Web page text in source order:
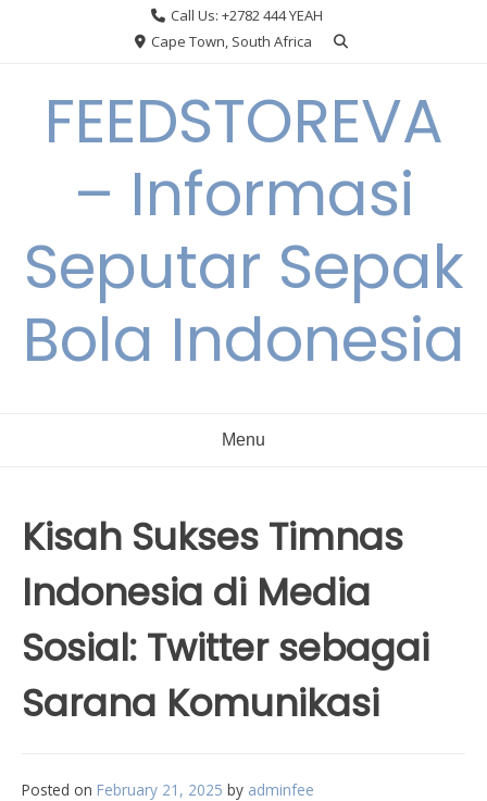
Call Us: +2782 444 YEAH
Cape Town, South Africa
FEEDSTOREVA
– Informasi
Seputar Sepak
Bola Indonesia
Menu
Kisah Sukses Timnas
Indonesia di Media
Sosial: Twitter sebagai
Sarana Komunikasi
Posted on February 21, 2025 by adminfee